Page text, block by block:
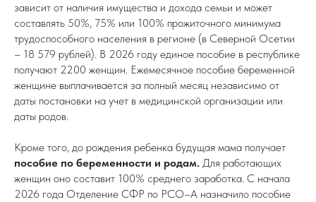
зависит от наличия имущества и дохода семьи и может
составлять 50%, 75% или 100% прожиточного минимума
трудоспособного населения в регионе (в Северной Осетии
– 18 579 рублей). В 2026 году единое пособие в республике
получают 2200 женщин. Ежемесячное пособие беременной
женщине выплачивается за полный месяц независимо от
даты постановки на учет в медицинской организации или
даты родов.
Кроме того, до рождения ребенка будущая мама получает
пособие по беременности и родам. Для работающих
женщин оно составит 100% среднего заработка. С начала
2026 года Отделение СФР по РСО–А назначило пособие